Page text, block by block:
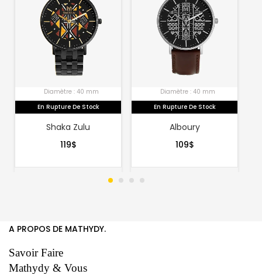
Diamètre : 40 mm
En Rupture De Stock
Shaka Zulu
119$
Diamètre : 40 mm
En Rupture De Stock
Alboury
109$
A PROPOS DE MATHYDY.
Savoir Faire
Mathydy & Vous